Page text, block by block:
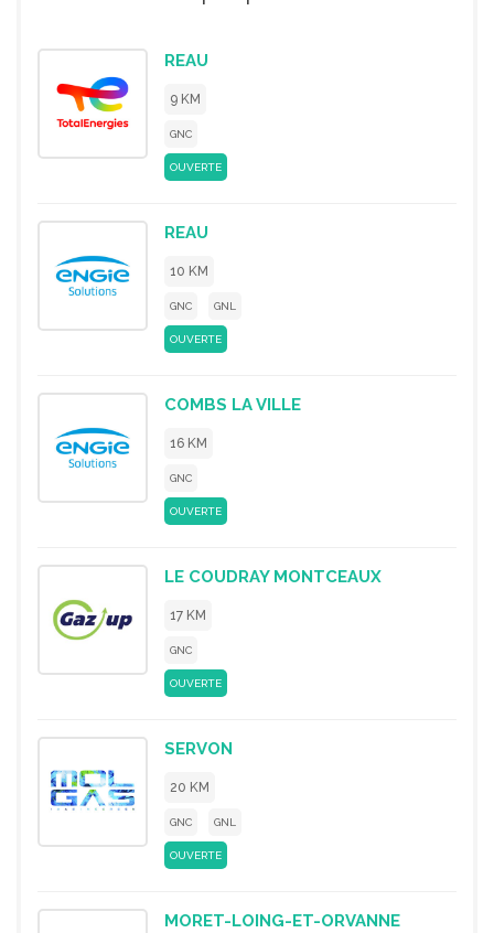
REAU
9 KM
GNC
OUVERTE
REAU
10 KM
GNC GNL
OUVERTE
COMBS LA VILLE
16 KM
GNC
OUVERTE
LE COUDRAY MONTCEAUX
17 KM
GNC
OUVERTE
SERVON
20 KM
GNC GNL
OUVERTE
MORET-LOING-ET-ORVANNE